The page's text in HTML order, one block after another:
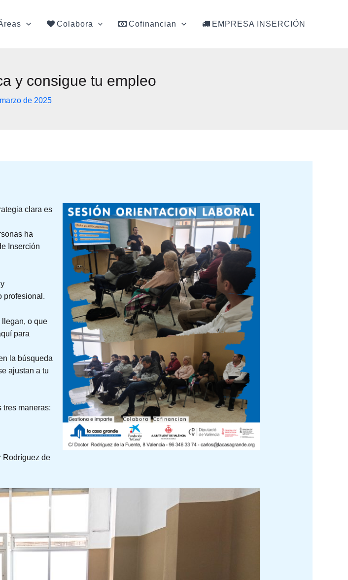
Colabora Cofinancian EMPRESA INSERCIÓN
y consigue tu empleo
de 2025
clara es
ha
Inserción
profesional.
llegan, o que
para
la búsqueda
ajustan a tu
tres maneras:
Rodríguez de